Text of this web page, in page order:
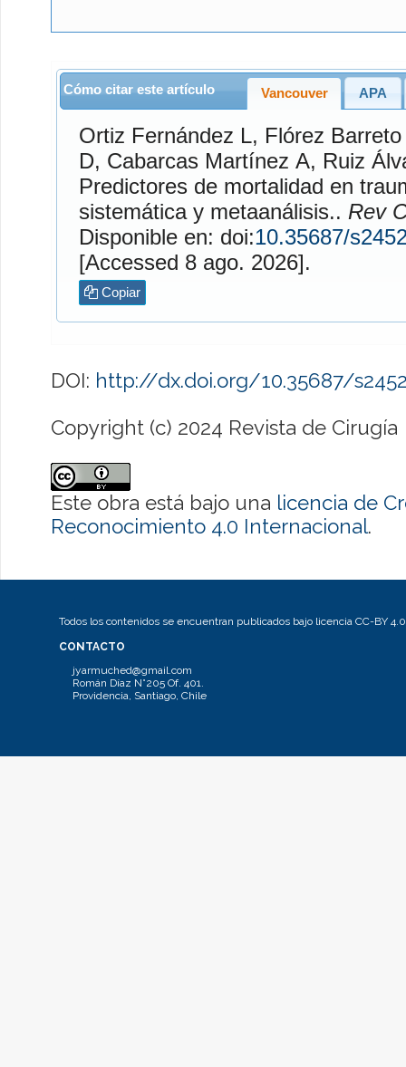
Cómo citar este artículo Vancouver APA
Ortiz Fernández L, Flórez Barreto
D, Cabarcas Martínez A, Ruiz
Predictores de mortalidad en
sistemática y metaanálisis.. Rev
Disponible en: doi:10.35687/
[Accessed 8 ago. 2026].
Copiar
DOI: http://dx.doi.org/10.35687/
Copyright (c) 2024 Revista de Cirugía
Este obra está bajo una licencia de
Reconocimiento 4.0 Internacional.
Todos los contenidos se encuentran publicados bajo licencia CC-BY 4.0
CONTACTO
jyarmuched@gmail.com
Román Díaz N°205 Of. 401.
Providencia, Santiago, Chile